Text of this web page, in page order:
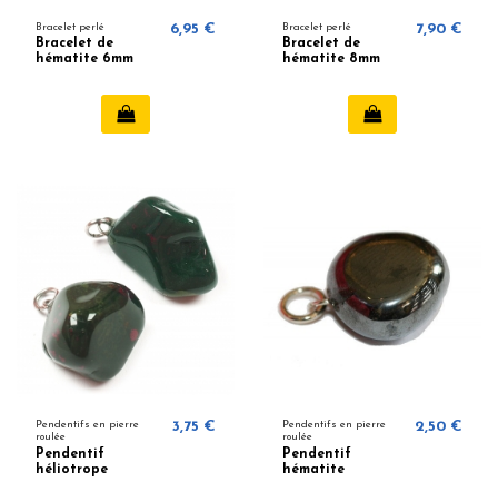
Bracelet perlé
Bracelet de
hématite 6mm
6,95 € Bracelet perlé
Bracelet de
hématite 8mm
7,90 €
Pendentifs en pierre
roulée
Pendentif
héliotrope
3,75 €
Pendentifs en pierre
roulée
Pendentif
hématite
2,50 €